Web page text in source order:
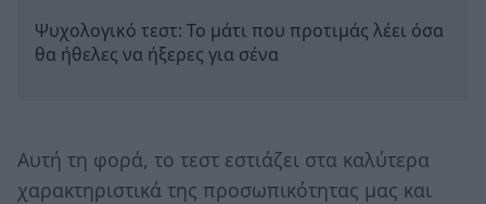
Ψυχολογικό τεστ: Το μάτι που προτιμάς λέει όσα
θα ήθελες να ήξερες για σένα
Αυτή τη φορά, το τεστ εστιάζει στα καλύτερα
χαρακτηριστικά της προσωπικότητας μας και